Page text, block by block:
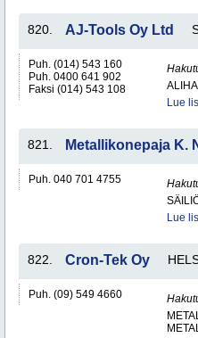
820. AJ-Tools Oy Ltd
Puh. (014) 543 160
Puh. 0400 641 902
Faksi (014) 543 108
Lue
821. Metallikonepaja K.
Puh. 040 701 4755
Lue
822. Cron-Tek Oy
Puh. (09) 549 4660